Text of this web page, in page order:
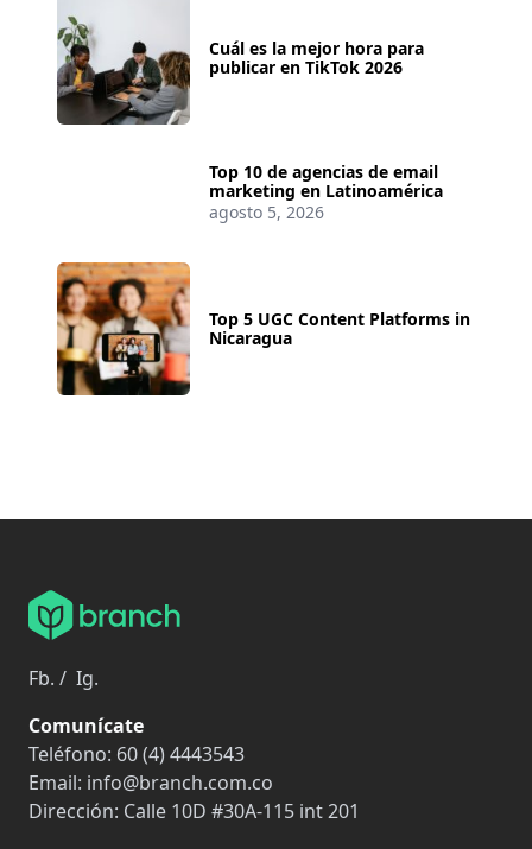
Cuál es la mejor hora para
publicar en TikTok 2026
Top 10 de agencias de email
marketing en Latinoamérica
agosto 5, 2026
Top 5 UGC Content Platforms in
Nicaragua
Fb. / Ig.
Comunícate
Teléfono: 60 (4) 4443543
Email: info@branch.com.co
Dirección: Calle 10D #30A-115 int 201